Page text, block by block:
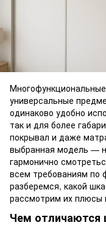
универсальные
одинаково удобно
так и для более
покрывал и даже
выбранная модель —
гармонично
всем требованиям по
разберемся, какой
рассмотрим их плюсы
Чем отличаются